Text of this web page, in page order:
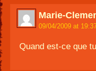
Marie-
09/04/2009 at
Quand est-ce que